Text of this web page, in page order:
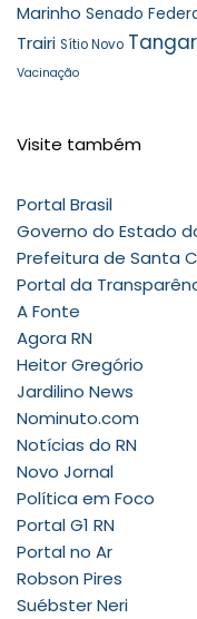
Marinho Senado
Trairi Sítio Novo
Vacinação
Visite também
Portal Brasil
Governo do Estado
Prefeitura de Santa
Portal da
A Fonte
Agora RN
Heitor Gregório
Jardilino News
Nominuto.com
Notícias do RN
Novo Jornal
Política em Foco
Portal G1 RN
Portal no Ar
Robson Pires
Suébster Neri